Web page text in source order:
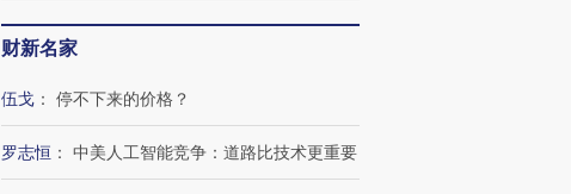
财新名家
伍戈 ： 停不下来的价格？
罗志恒 ： 中美人工智能竞争：道路比技术更重要